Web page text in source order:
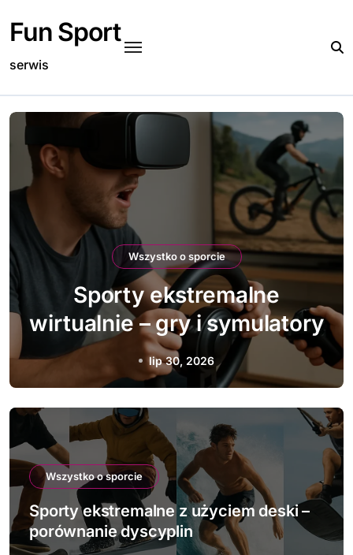
content
Fun Sport
serwis
Wszystko o sporcie
Sporty ekstremalne w
zimnym klimacie – jak się
ubrać
lip 28, 2026
Wszystko o sporcie
Sporty ekstremalne z użyciem deski –
porównanie dyscyplin